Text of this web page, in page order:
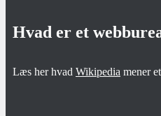
Hvad er et
Læs her hvad Wikipedia mener